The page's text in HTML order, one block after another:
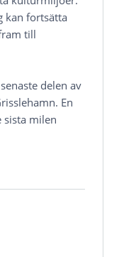
kan fortsätta
till
delen av
En
sista milen